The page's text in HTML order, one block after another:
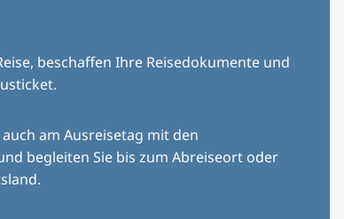
beschaffen Ihre Reisedokumente und
am Ausreisetag mit den
begleiten Sie bis zum Abreiseort oder